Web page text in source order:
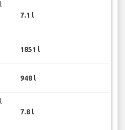
7.1 l
1851 l
948 l
7.8 l